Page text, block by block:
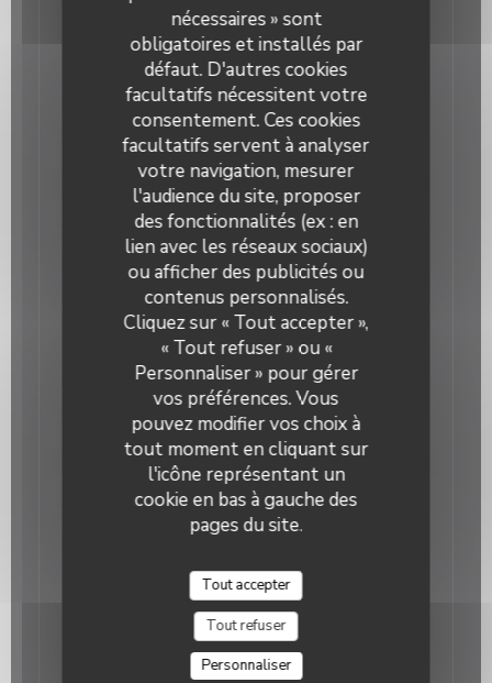
nécessaires » sont
obligatoires et installés par
défaut. D'autres cookies
facultatifs nécessitent votre
consentement. Ces cookies
facultatifs servent à analyser
votre navigation, mesurer
l'audience du site, proposer
des fonctionnalités (ex : en
lien avec les réseaux sociaux)
ou afficher des publicités ou
contenus personnalisés.
Cliquez sur « Tout accepter »,
« Tout refuser » ou «
Personnaliser » pour gérer
vos préférences. Vous
pouvez modifier vos choix à
tout moment en cliquant sur
l'icône représentant un
cookie en bas à gauche des
pages du site.
Tout accepter
Tout refuser
Personnaliser
Sur place ou à Emporter
Entrée
Chou mariné au cumin
4,00 EUR
Soupe Miso du jour
5,00 EUR
Haricots verts à la sauce sésame
6,00 EUR
Kimpira de racines de lotus
6,00 EUR
Yaki Onigiri
Boules de riz à la plancha
6,00 EUR
2 pièces
EdaMame à la plancha avec la façon Okomusu
6,00 EUR
OKOMUSU